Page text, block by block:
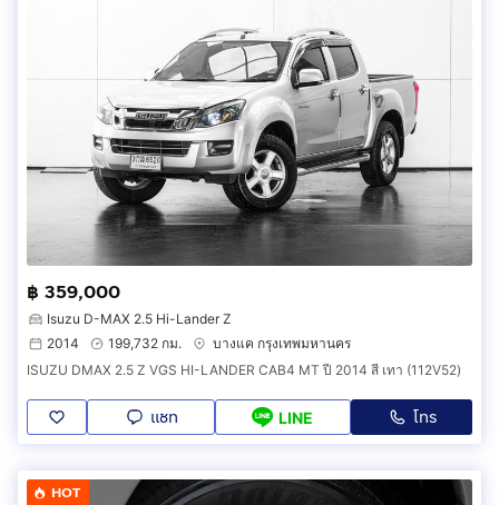
฿ 359,000
Isuzu D-MAX 2.5 Hi-Lander Z
2014
199,732 กม.
บางแค กรุงเทพมหานคร
ISUZU DMAX 2.5 Z VGS HI-LANDER CAB4 MT ปี 2014 สี เทา (112V52)
แชท LINE โทร
HOT